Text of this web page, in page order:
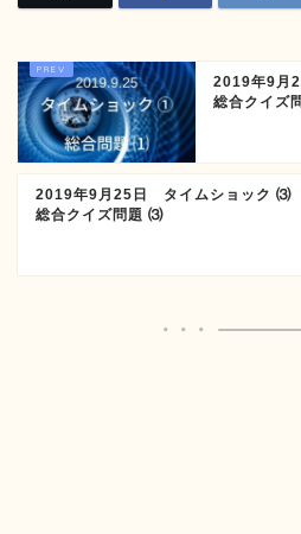
2019年9
総合クイズ
2019年9月25日 タイムショック ⑶
総合クイズ問題 ⑶